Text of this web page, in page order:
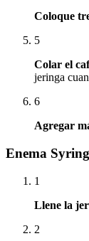
Coloque
5
Colar el
jeringa
6
Agregar
Enema
1
Llene la
2